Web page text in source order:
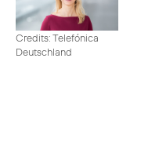
Credits: Telefónica
Deutschland